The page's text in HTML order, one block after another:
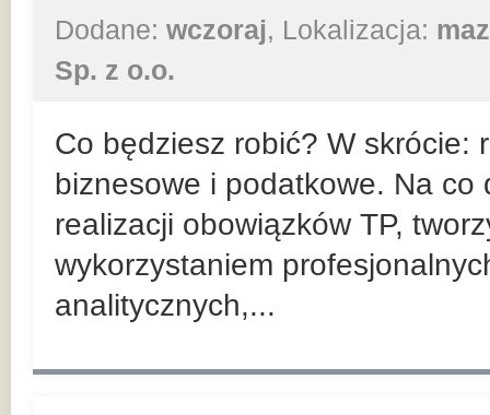
Dodane: wczoraj, Lokalizacja:
Sp. z o.o.
Co będziesz robić? W skrócie:
biznesowe i podatkowe. Na
realizacji obowiązków TP,
wykorzystaniem
analitycznych,...